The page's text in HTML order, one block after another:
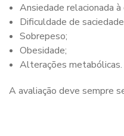
Ansiedade relacionada à
Dificuldade de
Sobrepeso;
Obesidade;
Alterações metabólicas.
A avaliação deve sempre